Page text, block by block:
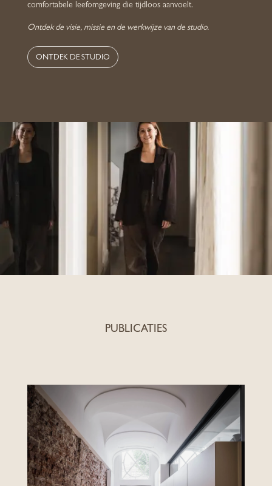
comfortabele leefomgeving die tijdloos aanvoelt.
Ontdek de visie, missie en de werkwijze van de studio.
ONTDEK DE STUDIO
PUBLICATIES